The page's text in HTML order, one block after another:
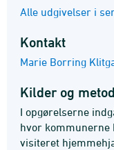
Alle udgivelser i
Kontakt
Marie Borring
Kilder og
I opgørelserne
hvor kommunerne
visiteret